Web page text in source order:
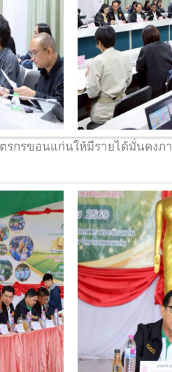
รกรขอนแก่นให้มีรายได้มั่นคง